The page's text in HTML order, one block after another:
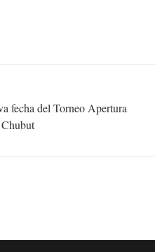
fecha del Torneo Apertura